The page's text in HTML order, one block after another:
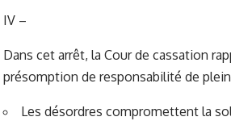
IV –
Dans cet arrêt, la Cour de cassation
présomption de responsabilité de
Les désordres compromettent la